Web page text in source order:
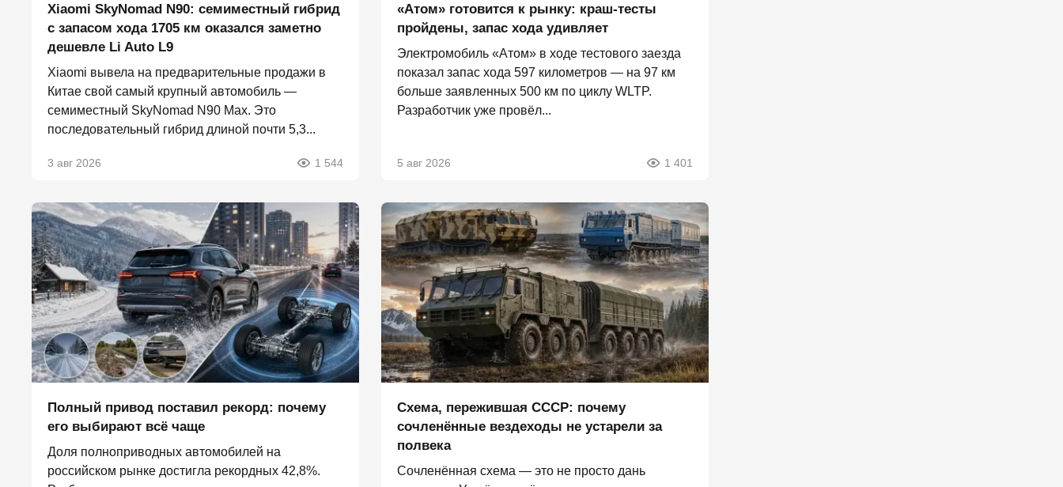
Xiaomi SkyNomad N90: семиместный гибрид
с запасом хода 1705 км оказался заметно
дешевле Li Auto L9
Xiaomi вывела на предварительные продажи в
Китае свой самый крупный автомобиль —
семиместный SkyNomad N90 Max. Это
последовательный гибрид длиной почти 5,3...
3 авг 2026 1 544
«Атом» готовится к рынку: краш-тесты
пройдены, запас хода удивляет
Электромобиль «Атом» в ходе тестового заезда
показал запас хода 597 километров — на 97 км
больше заявленных 500 км по циклу WLTP.
Разработчик уже провёл...
5 авг 2026 1 401
Полный привод поставил рекорд: почему
его выбирают всё чаще
Доля полноприводных автомобилей на
российском рынке достигла рекордных 42,8%.
Схема, пережившая СССР: почему
сочленённые вездеходы не устарели за
полвека
Сочленённая схема — это не просто дань